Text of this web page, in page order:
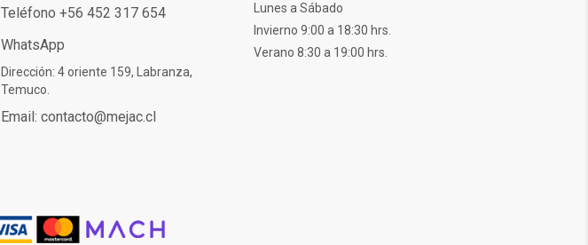
Teléfono +56 452 317 654
WhatsApp
Dirección: 4 oriente 159, Labranza,
Temuco.
Email: contacto@mejac.cl
Lunes a Sábado
Invierno 9:00 a 18:30 hrs.
Verano 8:30 a 19:00 hrs.